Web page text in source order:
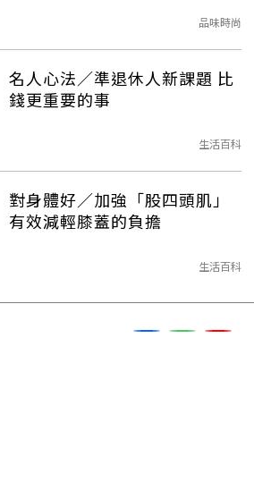
品味時尚
名人心法／準退休人新課題 比
錢更重要的事
生活百科
對身體好／加強「股四頭肌」
有效減輕膝蓋的負擔
生活百科